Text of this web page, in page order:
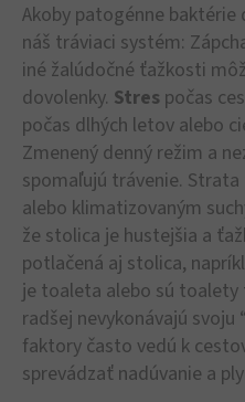
Akoby patogénne
náš tráviaci systém:
iné žalúdočné ťažkosti
dovolenky. Stres počas
počas dlhých letov alebo
Zmenený denný režim a
spomaľujú trávenie.
alebo klimatizovaným
že stolica je hustejšia a
potlačená aj stolica,
je toaleta alebo sú toalety
radšej nevykonávajú svoju
faktory často vedú k
sprevádzať nadúvanie a